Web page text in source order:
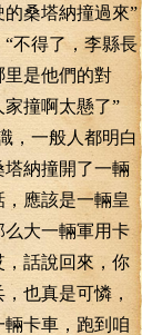
桑塔納撞過來”
得了，李縣長
里是他們的對
撞啊太懸了”
一般人都明白
納撞開了一輛
應該是一輛皇
大一輛軍用卡
話說回來，你
也真是可憐，
卡車，跑到咱